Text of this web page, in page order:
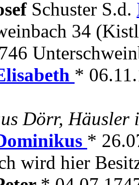
Schuster S.d.
34
*
Dörr, Häusler
*
wird hier